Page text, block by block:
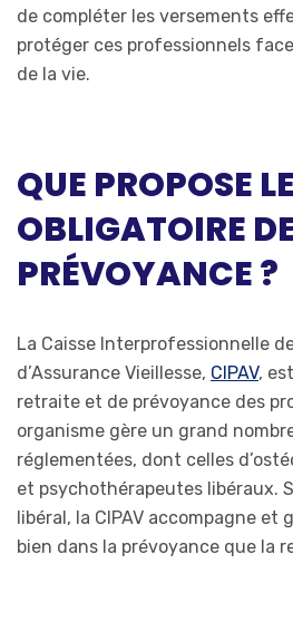
de compléter les versements
protéger ces professionnels
de la vie.
QUE PROPOSE
OBLIGATOIRE
PRÉVOYANCE ?
La Caisse Interprofessionnelle
d’Assurance Vieillesse, CIPAV,
retraite et de prévoyance des
organisme gère un grand
réglementées, dont celles
et psychothérapeutes libéraux.
libéral, la CIPAV accompagne et
bien dans la prévoyance que la